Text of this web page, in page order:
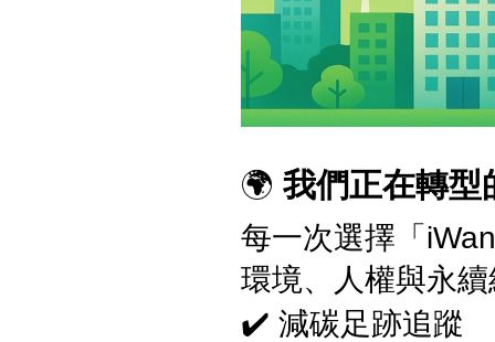
🌍 我們正在轉型
每一次選擇「
環境、人權與永
✔️ 減碳足跡追蹤